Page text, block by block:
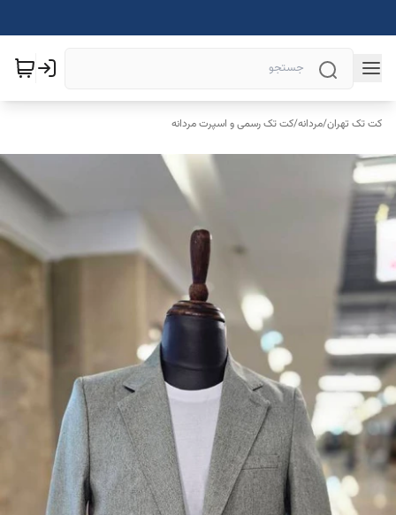
کت تک تهران/مردانه/کت تک رسمی و اسپرت مردانه